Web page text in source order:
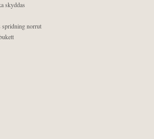
skyddas
spridning norrut